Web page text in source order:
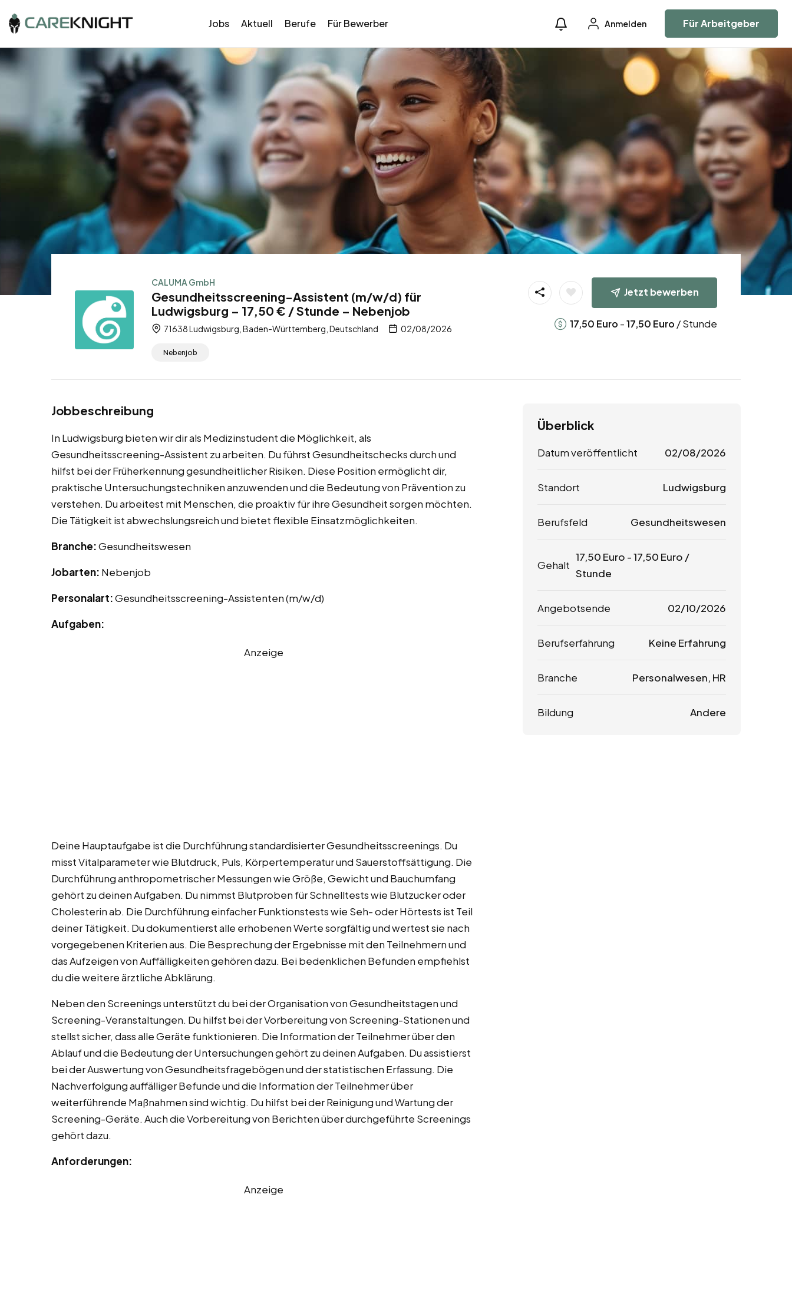
Jobs Aktuell Berufe Für Bewerber Anmelden Für Arbeitgeber
CALUMA GmbH
Gesundheitsscreening-Assistent (m/w/d) für
Ludwigsburg – 17,50 € / Stunde – Nebenjob
71638 Ludwigsburg, Baden-Württemberg, Deutschland 02/08/2026
Nebenjob
Jetzt bewerben
17,50 Euro -17,50 Euro / Stunde
Jobbeschreibung
In Ludwigsburg bieten wir dir als Medizinstudent die Möglichkeit, als
Gesundheitsscreening-Assistent zu arbeiten. Du führst Gesundheitschecks durch und
hilfst bei der Früherkennung gesundheitlicher Risiken. Diese Position ermöglicht dir,
praktische Untersuchungstechniken anzuwenden und die Bedeutung von Prävention zu
verstehen. Du arbeitest mit Menschen, die proaktiv für ihre Gesundheit sorgen möchten.
Die Tätigkeit ist abwechslungsreich und bietet flexible Einsatzmöglichkeiten.
Branche:Gesundheitswesen
Jobarten: Nebenjob
Personalart:Gesundheitsscreening-Assistenten (m/w/d)
Aufgaben:
Anzeige
Deine Hauptaufgabe ist die Durchführung standardisierter Gesundheitsscreenings. Du
misst Vitalparameter wie Blutdruck, Puls, Körpertemperatur und Sauerstoffsättigung. Die
Durchführung anthropometrischer Messungen wie Größe, Gewicht und Bauchumfang
gehört zu deinen Aufgaben. Du nimmst Blutproben für Schnelltests wie Blutzucker oder
Cholesterin ab. Die Durchführung einfacher Funktionstests wie Seh- oder Hörtests ist Teil
deiner Tätigkeit. Du dokumentierst alle erhobenen Werte sorgfältig und wertest sie nach
vorgegebenen Kriterien aus. Die Besprechung der Ergebnisse mit den Teilnehmern und
das Aufzeigen von Auffälligkeiten gehören dazu. Bei bedenklichen Befunden empfiehlst
du die weitere ärztliche Abklärung.
Neben den Screenings unterstützt du bei der Organisation von Gesundheitstagen und
Screening-Veranstaltungen. Du hilfst bei der Vorbereitung von Screening-Stationen und
stellst sicher, dass alle Geräte funktionieren. Die Information der Teilnehmer über den
Ablauf und die Bedeutung der Untersuchungen gehört zu deinen Aufgaben. Du assistierst
bei der Auswertung von Gesundheitsfragebögen und der statistischen Erfassung. Die
Nachverfolgung auffälliger Befunde und die Information der Teilnehmer über
weiterführende Maßnahmen sind wichtig. Du hilfst bei der Reinigung und Wartung der
Screening-Geräte. Auch die Vorbereitung von Berichten über durchgeführte Screenings
gehört dazu.
Anforderungen:
Anzeige
Überblick
Datum veröffentlicht 02/08/2026
Standort Ludwigsburg
Berufsfeld Gesundheitswesen
Gehalt
17,50 Euro -17,50 Euro /
Stunde
Angebotsende 02/10/2026
Berufserfahrung Keine Erfahrung
Branche Personalwesen, HR
Bildung Andere